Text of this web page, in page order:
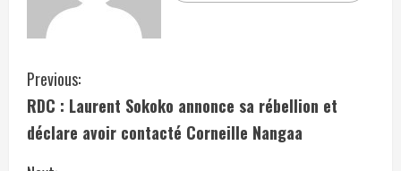
Previous:
RDC : Laurent Sokoko annonce sa rébellion et
déclare avoir contacté Corneille Nangaa